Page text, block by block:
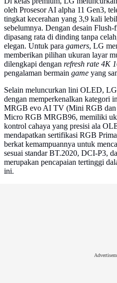
oleh Prosesor AI alpha 11 Gen3,
tingkat kecerahan yang 3,9 kali
sebelumnya. Dengan desain
dipasang rata di dinding tanpa
elegan. Untuk para gamers, LG
memberikan pilihan ukuran layar
dilengkapi dengan refresh rate 4K
pengalaman bermain game yang
Selain meluncurkan lini OLED,
dengan memperkenalkan kategori
MRGB evo AI TV (Mini RGB dan
Micro RGB MRGB96, memiliki
kontrol cahaya yang presisi ala
mendapatkan sertifikasi RGB
berkat kemampuannya untuk
sesuai standar BT.2020, DCI-P3,
merupakan pencapaian tertinggi
ini.